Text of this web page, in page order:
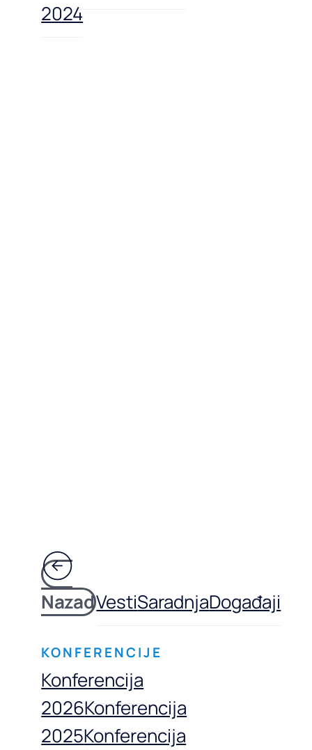
2024
NazadVestiSaradnjaDogađaji
KONFERENCIJE
Konferencija
2026Konferencija
2025Konferencija